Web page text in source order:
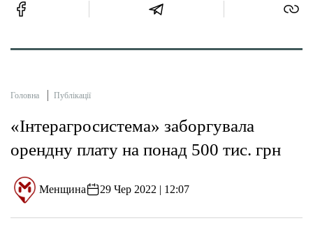
Головна Публікації
«Інтерагросистема» заборгувала
орендну плату на понад 500 тис. грн
Менщина 29 Чер 2022 | 12:07